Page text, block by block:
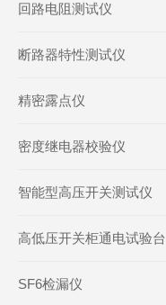
回路电阻测试仪
断路器特性测试仪
精密露点仪
密度继电器校验仪
智能型高压开关测试仪
高低压开关柜通电试验台
SF6检漏仪